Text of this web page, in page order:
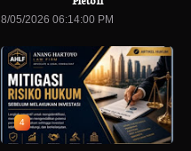
8/05/2026 06:14:00 PM
4